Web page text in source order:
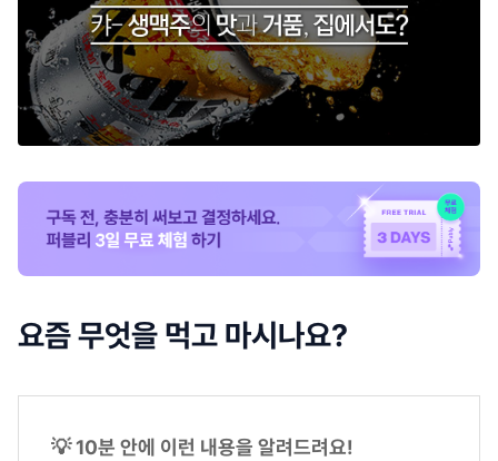
요즘 무엇을 먹고 마시나요?
💡 10분 안에 이런 내용을 알려드려요!